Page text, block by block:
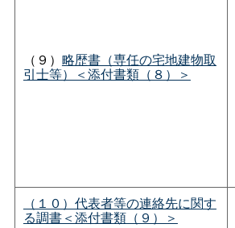
（９） 略歴書（専任の宅地建物取
引士等）＜添付書類（８）＞
（１０）代表者等の連絡先に関す
る調書＜添付書類（９）＞